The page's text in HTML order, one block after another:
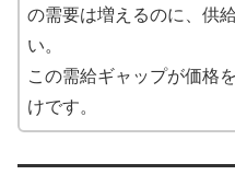
の需要は増えるのに、供
い。
この需給ギャップが価格
けです。